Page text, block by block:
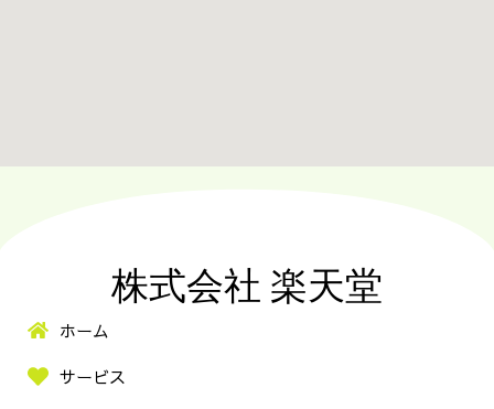
株式会社 楽天堂
ホーム
サービス